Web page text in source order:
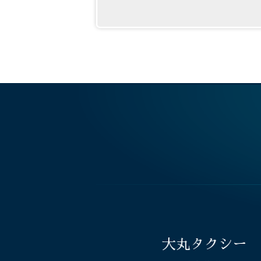
大丸タクシー